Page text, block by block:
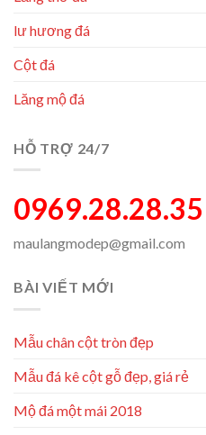
lư hương đá
Cột đá
Lăng mộ đá
HỖ TRỢ 24/7
0969.28.28.35
maulangmodep@gmail.com
BÀI VIẾT MỚI
Mẫu chân cột tròn đẹp
Mẫu đá kê cột gỗ đẹp, giá rẻ
Mộ đá một mái 2018